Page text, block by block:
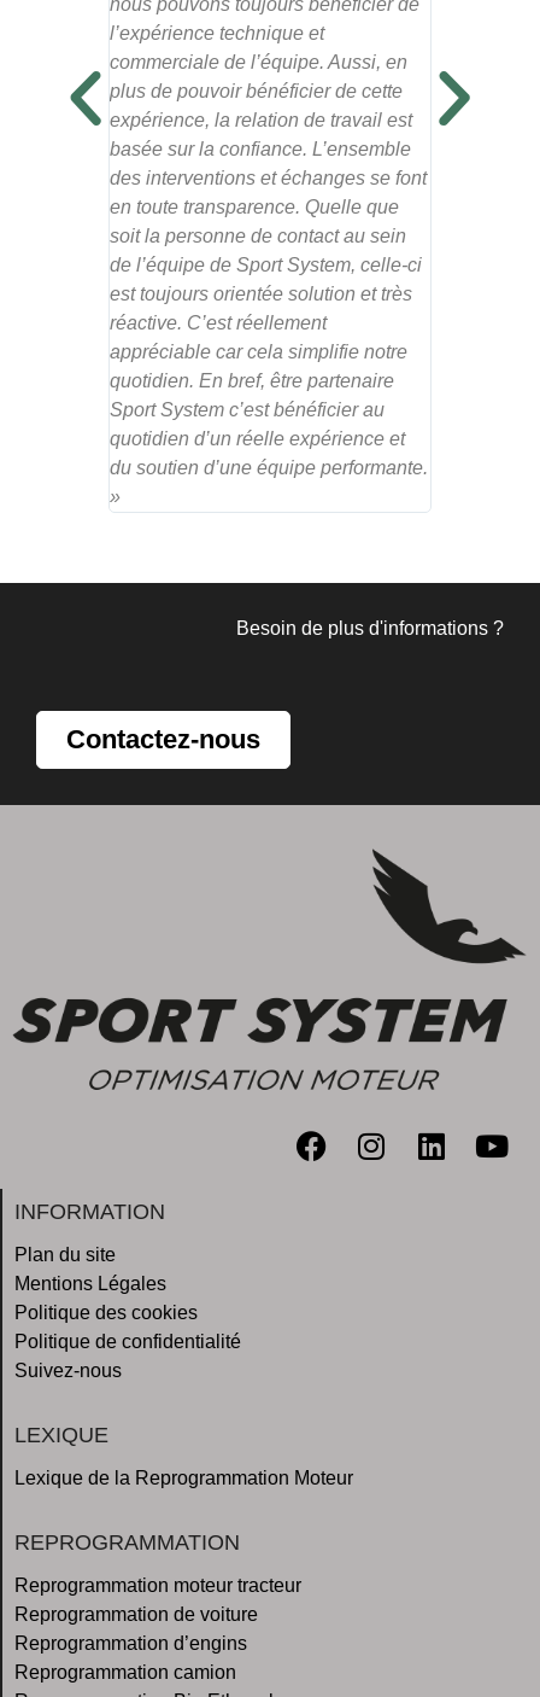
nous pouvons toujours bénéficier de
l’expérience technique et
commerciale de l’équipe. Aussi, en
plus de pouvoir bénéficier de cette
expérience, la relation de travail est
basée sur la confiance. L’ensemble
des interventions et échanges se font
en toute transparence. Quelle que
soit la personne de contact au sein
de l’équipe de Sport System, celle-ci
est toujours orientée solution et très
réactive. C’est réellement
appréciable car cela simplifie notre
quotidien. En bref, être partenaire
Sport System c’est bénéficier au
quotidien d’un réelle expérience et
du soutien d’une équipe performante.
»
Besoin de plus d'informations ?
Contactez-nous
INFORMATION
Plan du site
Mentions Légales
Politique des cookies
Politique de confidentialité
Suivez-nous
LEXIQUE
Lexique de la Reprogrammation Moteur
REPROGRAMMATION
Reprogrammation moteur tracteur
Reprogrammation de voiture
Reprogrammation d’engins
Reprogrammation camion